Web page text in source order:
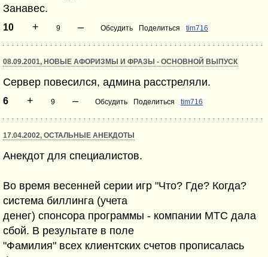
Занавес.
10 + 9 – Обсудить Поделиться tim716
08.09.2001, НОВЫЕ АФОРИЗМЫ И ФРАЗЫ - ОСНОВНОЙ ВЫПУСК
Сервер повесился, админа расстреляли.
6 + 9 – Обсудить Поделиться tim716
17.04.2002, ОСТАЛЬНЫЕ АНЕКДОТЫ
Анекдот для специалистов.
Во время весенней серии игр "Что? Где? Когда?
система биллинга (учета
денег) спонсора программы - компании МТС дала
сбой. В результате в поле
"Фамилия" всех клиентских счетов прописалась